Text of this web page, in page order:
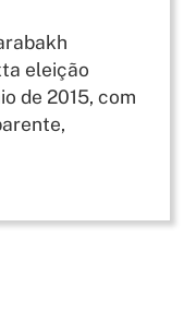
eleição
de 2015, com